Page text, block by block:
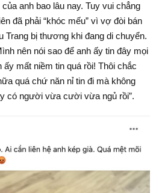
anh bao lâu nay. Tuy vui chẳng
đã phải “khóc mếu” vì vợ đòi bán
Trang bị thương khi đang di chuyển.
nên nói sao để anh ấy tin đây mọi
mất niềm tin quá rồi! Thôi chắc
quá chứ năn nỉ tin đi mà không
có người vừa cười vừa ngủ rồi”.